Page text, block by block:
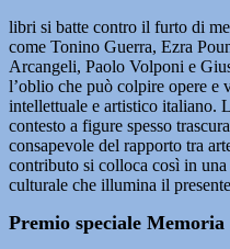
libri si batte contro il furto di
come Tonino Guerra, Ezra
Arcangeli, Paolo Volponi e
l’oblio che può colpire opere e
intellettuale e artistico italiano.
contesto a figure spesso
consapevole del rapporto tra
contributo si colloca così in
culturale che illumina il
Premio speciale Memoria